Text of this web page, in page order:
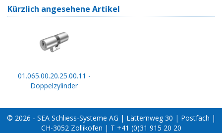
Kürzlich angesehene Artikel
01.065.00.20.25.00.11 -
Doppelzylinder
© 2026 - SEA Schliess-Systeme AG | Lätternweg 30 | Postfach |
CH-3052 Zollikofen | T +41 (0)31 915 20 20